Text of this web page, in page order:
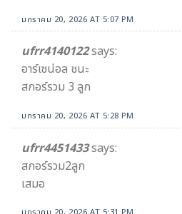
มกราคม 20, 2026 AT 5:07 PM
ufrr4140122says:
อาร์เซน่อล ชนะ
สกอร์รวม 3 ลูก
มกราคม 20, 2026 AT 5:28 PM
ufrr4451433says:
สกอร์รวม2ลูก
เสมอ